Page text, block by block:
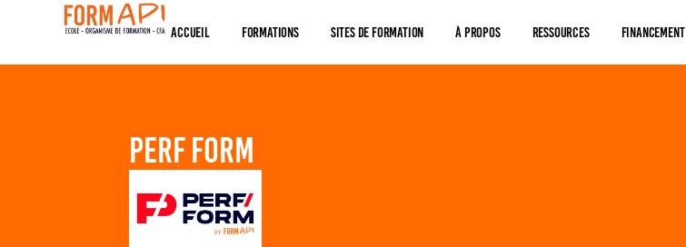
Accueil Formations Sites De Formation À Propos Ressources Financement
PERF FORM
Panneau de gestion des cookies